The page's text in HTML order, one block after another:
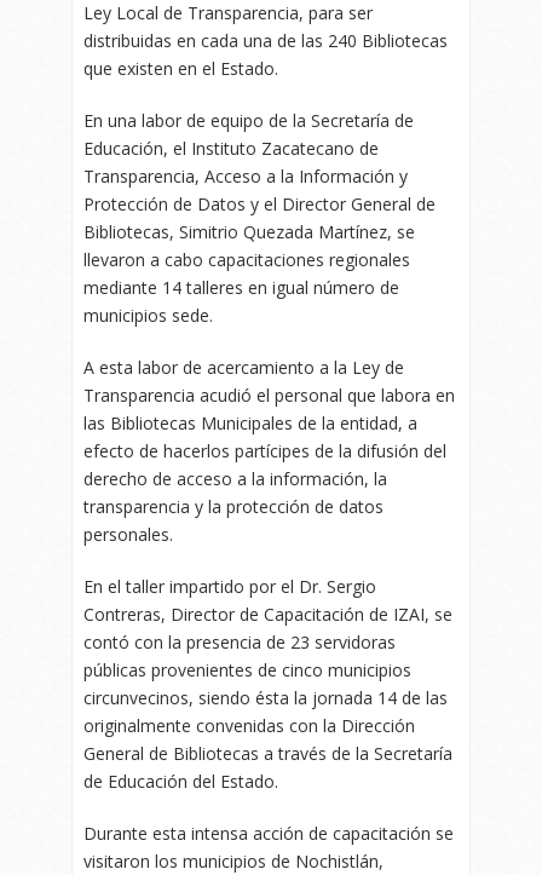
Ley Local de Transparencia, para ser
distribuidas en cada una de las 240 Bibliotecas
que existen en el Estado.
En una labor de equipo de la Secretaría de
Educación, el Instituto Zacatecano de
Transparencia, Acceso a la Información y
Protección de Datos y el Director General de
Bibliotecas, Simitrio Quezada Martínez, se
llevaron a cabo capacitaciones regionales
mediante 14 talleres en igual número de
municipios sede.
A esta labor de acercamiento a la Ley de
Transparencia acudió el personal que labora en
las Bibliotecas Municipales de la entidad, a
efecto de hacerlos partícipes de la difusión del
derecho de acceso a la información, la
transparencia y la protección de datos
personales.
En el taller impartido por el Dr. Sergio
Contreras, Director de Capacitación de IZAI, se
contó con la presencia de 23 servidoras
públicas provenientes de cinco municipios
circunvecinos, siendo ésta la jornada 14 de las
originalmente convenidas con la Dirección
General de Bibliotecas a través de la Secretaría
de Educación del Estado.
Durante esta intensa acción de capacitación se
visitaron los municipios de Nochistlán,